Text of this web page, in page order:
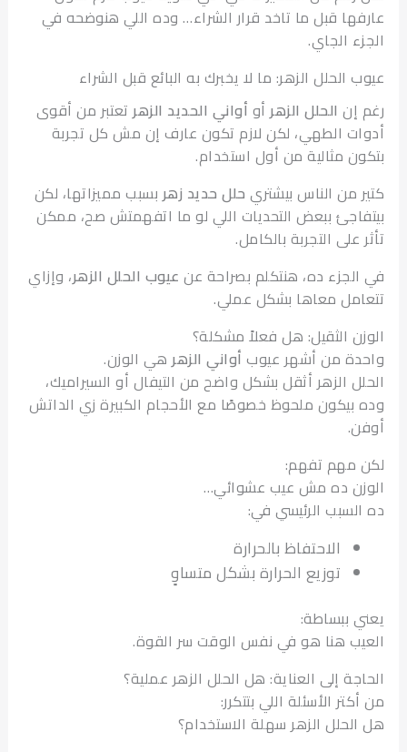
قبل ما تاخد قرار الشراء… وده اللي هنوضحه في
الجاي.
الحلل الزهر: ما لا يخبرك به البائع قبل الشراء
الحلل الزهرأوأواني الحديد الزهرتعتبر من أقوى
الطهي، لكن لازم تكون عارف إن مش كل تجربة
مثالية من أول استخدام.
من الناس بيشتري حلل حديد زهربسبب مميزاتها، لكن
ببعض التحديات اللي لو ما اتفهمتش صح، ممكن
التجربة بالكامل.
ده، هنتكلم بصراحة عنعيوب الحلل الزهر، وإزاي
معاها بشكل عملي.
الثقيل: هل فعلاً مشكلة؟
من أشهر عيوبأواني الزهرهي الوزن.
الزهر أثقل بشكل واضح من التيفال أو السيراميك،
ملحوظ خصوصًا مع الأحجام الكبيرة زي الداتش
مهم تفهم:
ده مش عيب عشوائي…
الرئيسي في:
الاحتفاظ بالحرارة
توزيع الحرارة بشكل متساوٍ
ببساطة:
هنا هو في نفس الوقت سر القوة.
إلى العناية: هل الحلل الزهر عملية؟
الأسئلة اللي بتتكرر:
الزهر سهلة الاستخدام؟